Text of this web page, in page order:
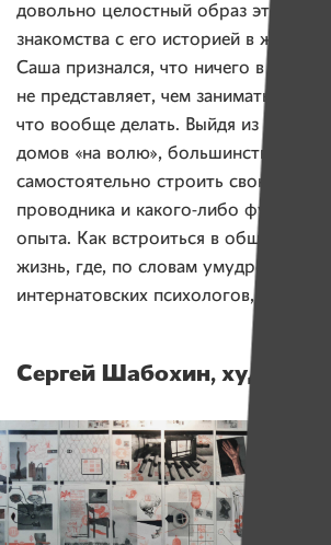
довольно целостный образ этого
знакомства с его историей в
Саша признался, что ничего в жизни
не представляет, чем заниматься, где
что вообще делать. Выйдя из
домов «на волю», большинство сирот
самостоятельно строить свою
проводника и какого-либо
опыта. Как встроиться в общество и
жизнь, где, по словам умудренных
интернатовских психологов, «тебя
Сергей Шабохин, художник